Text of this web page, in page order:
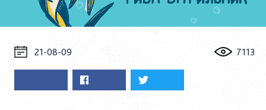
21-08-09 7113